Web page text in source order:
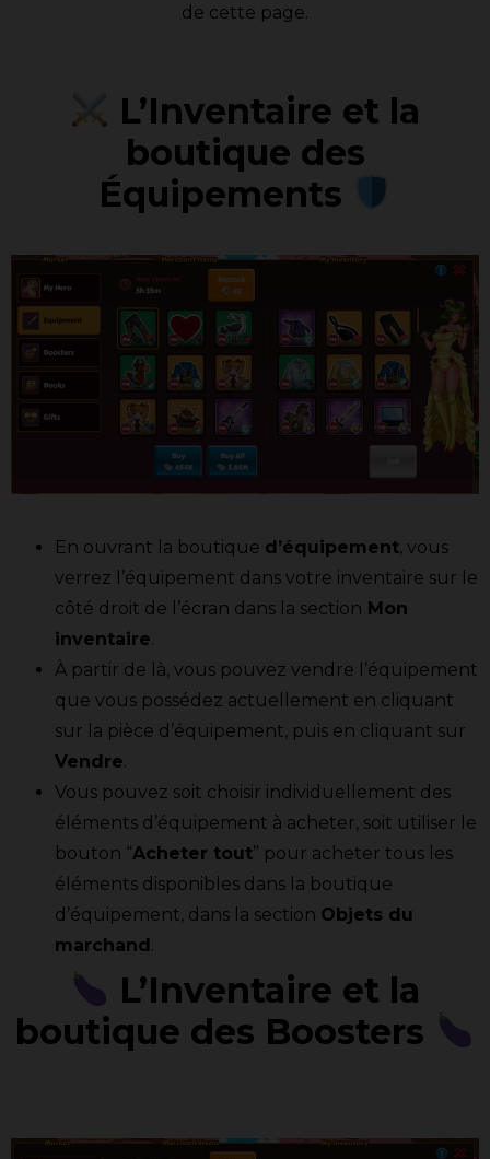
de cette page.
L’Inventaire et la
boutique des
Équipements
En ouvrant la boutique d’équipement, vous
verrez l’équipement dans votre inventaire sur le
côté droit de l’écran dans la section Mon
inventaire.
À partir de là, vous pouvez vendre l’équipement
que vous possédez actuellement en cliquant
sur la pièce d’équipement, puis en cliquant sur
Vendre.
Vous pouvez soit choisir individuellement des
éléments d’équipement à acheter, soit utiliser le
bouton “Acheter tout” pour acheter tous les
éléments disponibles dans la boutique
d’équipement, dans la section Objets du
marchand.
L’Inventaire et la
boutique des Boosters